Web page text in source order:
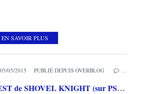
EN SAVOIR PLUS
05/05/2015 PUBLIÉ DEPUIS OVERBLOG
TEST de SHOVEL KNIGHT (sur PS4): un hommage réussi aux jeux 8/16bits